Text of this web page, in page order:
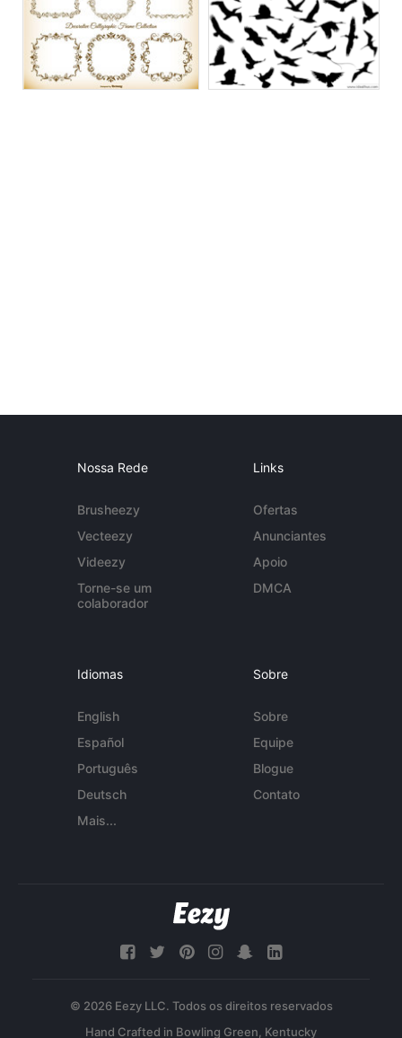
Nossa Rede
Brusheezy
Vecteezy
Videezy
Torne-se um
colaborador
Links
Ofertas
Anunciantes
Apoio
DMCA
Idiomas
English
Español
Português
Deutsch
Mais...
Sobre
Sobre
Equipe
Blogue
Contato
© 2026 Eezy LLC. Todos os direitos reservados